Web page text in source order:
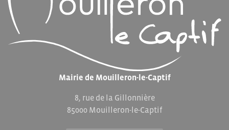
Mairie de Mouilleron-le-Captif
8, rue de la Gillonnière
85000 Mouilleron-le-Captif